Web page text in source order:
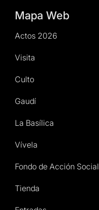
Mapa Web
Actos 2026
Visita
Culto
Gaudí
La Basílica
Vívela
Fondo de Acción Social
Tienda